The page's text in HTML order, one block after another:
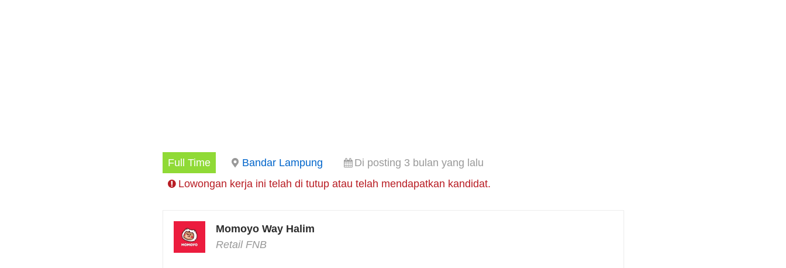
Full Time Bandar Lampung
Di posting 3 bulan yang lalu
Lowongan kerja ini telah di tutup atau telah mendapatkan kandidat.
Momoyo Way Halim
Retail FNB